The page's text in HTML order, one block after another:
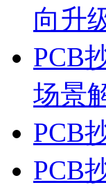
向升
PCB
场景
PCB
PCB